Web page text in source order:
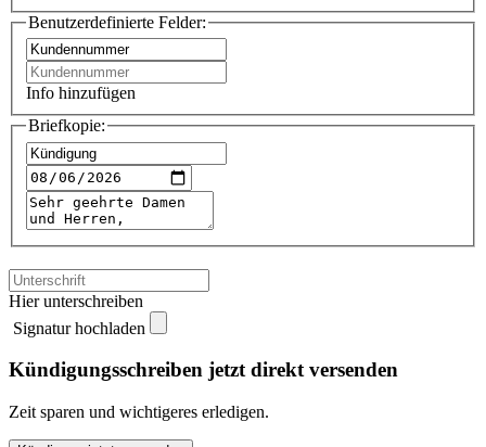
Benutzerdefinierte Felder:
Info hinzufügen
Briefkopie:
Hier unterschreiben
Signatur hochladen
Kündigungsschreiben jetzt direkt versenden
Zeit sparen und wichtigeres erledigen.